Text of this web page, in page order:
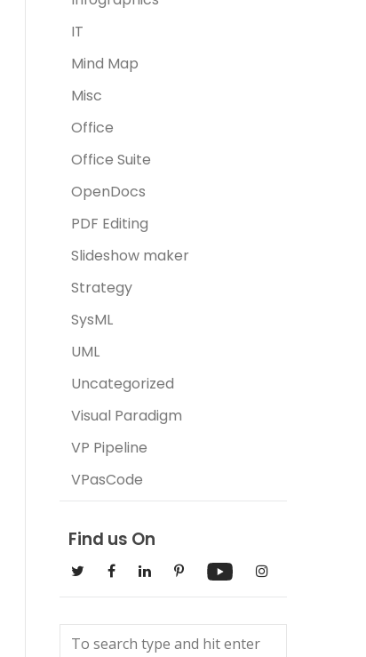
IT
Mind Map
Misc
Office
Office Suite
OpenDocs
PDF Editing
Slideshow maker
Strategy
SysML
UML
Uncategorized
Visual Paradigm
VP Pipeline
VPasCode
Find us On